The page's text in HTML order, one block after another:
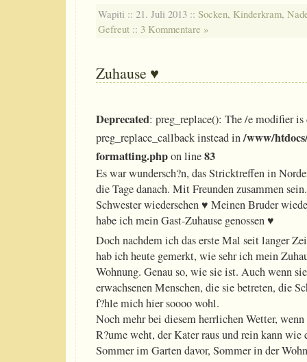
Wapiti :: 21. Juli 2013 :: Socken, Kinderkram,
Gefreut:: 3 Kommentare »
Zuhause ♥
Deprecated: preg_replace(): The /e modifier is
preg_replace_callback instead in/www/
formatting.phpon line83
Es war wundersch?n, das Stricktreffen in
die Tage danach. Mit Freunden zusammen
Schwester wiedersehen ♥ Meinen Bruder
habe ich mein Gast-Zuhause genossen ♥
Doch nachdem ich das erste Mal seit langer
hab ich heute gemerkt, wie sehr ich mein
Wohnung. Genau so, wie sie ist. Auch wenn
erwachsenen Menschen, die sie betreten, die
f?hle mich hier soooo wohl.
Noch mehr bei diesem herrlichen Wetter,
R?ume weht, der Kater raus und rein kann
Sommer im Garten davor, Sommer in der